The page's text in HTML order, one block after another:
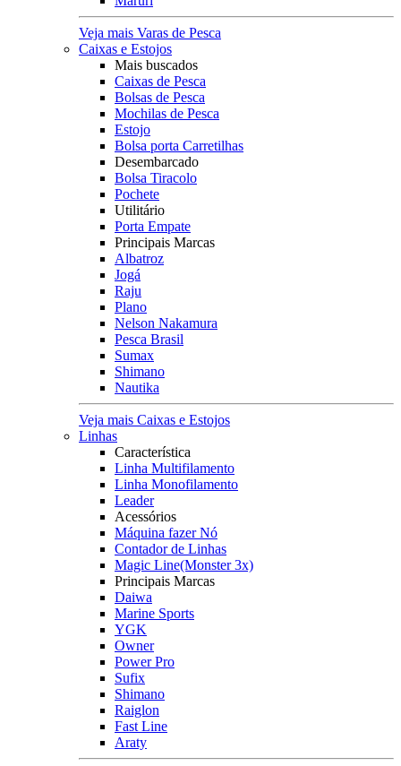
Veja mais Varas de Pesca
Caixas e Estojos
Mais buscados
Caixas de Pesca
Bolsas de Pesca
Mochilas de Pesca
Estojo
Bolsa porta Carretilhas
Desembarcado
Bolsa Tiracolo
Pochete
Utilitário
Porta Empate
Principais Marcas
Albatroz
Jogá
Raju
Plano
Nelson Nakamura
Pesca Brasil
Sumax
Shimano
Nautika
Veja mais Caixas e Estojos
Linhas
Característica
Linha Multifilamento
Linha Monofilamento
Leader
Acessórios
Máquina fazer Nó
Contador de Linhas
Magic Line(Monster 3x)
Principais Marcas
Daiwa
Marine Sports
YGK
Owner
Power Pro
Sufix
Shimano
Raiglon
Fast Line
Araty